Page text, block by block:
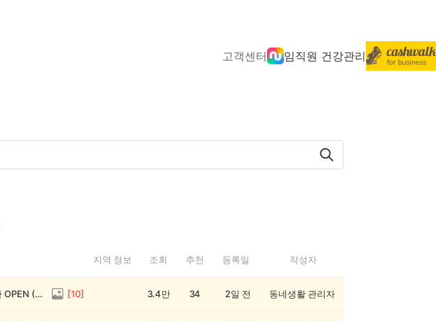
고객센터 임직원 건강관리
지역 정보 조회 추천 등록일 작성자
전원 1,000캐시! 🥳 우리 동네 썰전 14회차 OPEN (~8/17) [10] 3.4만 34 2일 전 동네생활 관리자